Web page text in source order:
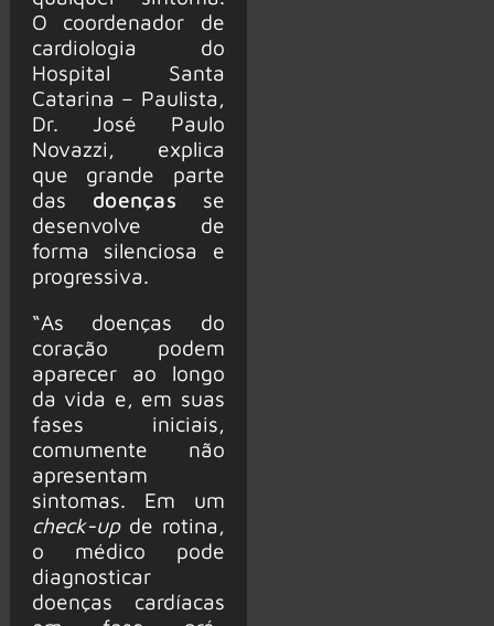
O coordenador de
cardiologia do
Hospital Santa
Catarina – Paulista,
Dr. José Paulo
Novazzi, explica
que grande parte
das doenças se
desenvolve de
forma silenciosa e
progressiva.
“As doenças do
coração podem
aparecer ao longo
da vida e, em suas
fases iniciais,
comumente não
apresentam
sintomas. Em um
check-up de rotina,
o médico pode
diagnosticar
doenças cardíacas